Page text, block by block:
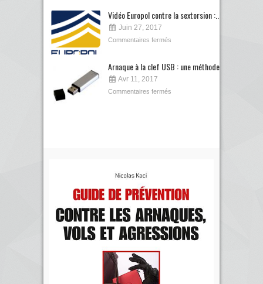
Vidéo Europol contre la sextorsion :...
Juin 27, 2017
Commentaires fermés
Arnaque à la clef USB : une méthode...
Avr 11, 2017
Commentaires fermés